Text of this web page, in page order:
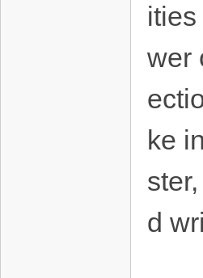
wer
ke
d